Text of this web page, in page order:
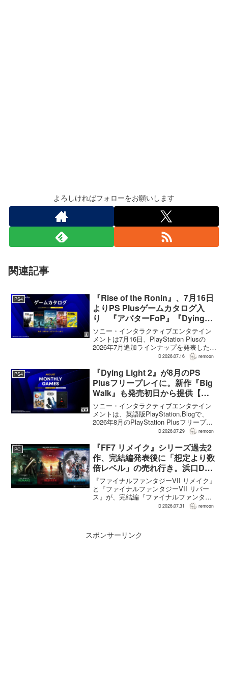
よろしければフォローをお願いします
関連記事
PS4
『Rise of the Ronin』、7月16日
よりPS Plusゲームカタログ入
り 『アバターFoP』『Dying
Light』なども順次配信
ソニー・インタラクティブエンタテイン
メントは7月16日、PlayStation Plusの
2026年7月追加ラインナップを発表した。
幕末の日本を舞台とするTeam NINJAのオ
the Ron...
2026.07.16 remoon
PS4
『Dying Light 2』が8月のPS
Plusフリープレイに。新作『Big
Walk』も発売初日から提供【海
外発表】
ソニー・インタラクティブエンタテイン
メントは、英語版PlayStation.Blogで、
2026年8月のPlayStation Plusフリープレ
イとして『Dying Light 2 Stay Human:
2026.07.29 remoon
PC
『FF7 リメイク』シリーズ過去2
作、完結編発表後に「想定より数
倍レベル」の売れ行き。浜口Dが
明かす
『ファイナルファンタジーVII リメイク』
と『ファイナルファンタジーVII リバー
ス』が、完結編『ファイナルファンタジ
ーVII リベレーション』の発表後、「我々
2026.07.31 remoon
スポンサーリンク